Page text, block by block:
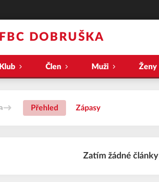
FBC DOBRUŠKA
Klub Člen Muži Ženy
Přehled Zápasy
Zatím žádné články